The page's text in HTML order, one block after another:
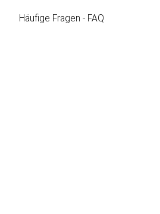
Häufige Fragen - FAQ